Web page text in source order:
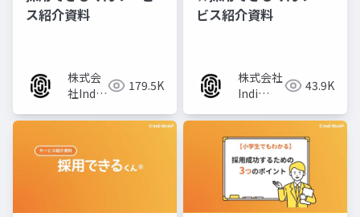
ス紹介資料
株式会
社Indi
179.5K
ビス紹介資料
株式会社
Indi
43.9K